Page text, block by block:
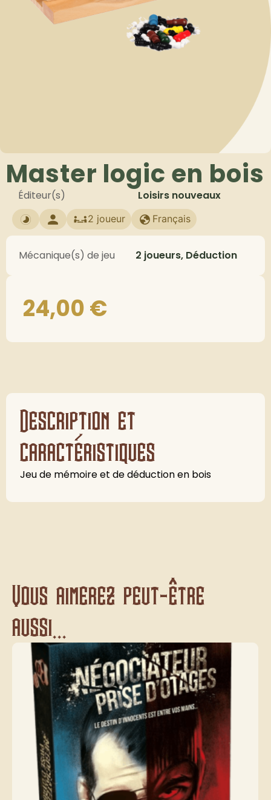
Master logic en bois
Éditeur(s) Loisirs nouveaux
2 joueur Français
Mécanique(s) de jeu 2 joueurs, Déduction
24,00€
Description et
caractéristiques
Jeu de mémoire et de déduction en bois
Vous aimerez peut-être
aussi...